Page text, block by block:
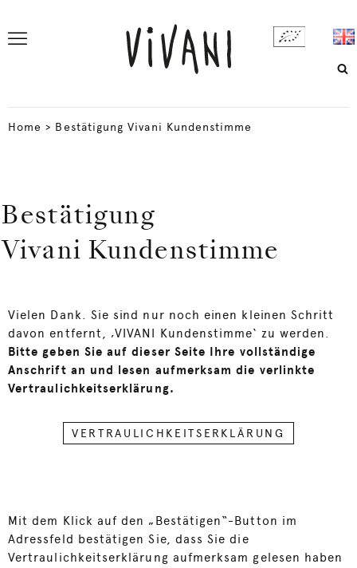
Home > Bestätigung Vivani Kundenstimme
Bestätigung
Vivani Kundenstimme
Vielen Dank. Sie sind nur noch einen kleinen Schritt
davon entfernt, ‚VIVANI Kundenstimme‘ zu werden.
Bitte geben Sie auf dieser Seite Ihre vollständige
Anschrift an und lesen aufmerksam die verlinkte
Vertraulichkeitserklärung.
VERTRAULICHKEITSERKLÄRUNG
Mit dem Klick auf den „Bestätigen“-Button im
Adressfeld bestätigen Sie, dass Sie die
Vertraulichkeitserklärung aufmerksam gelesen haben